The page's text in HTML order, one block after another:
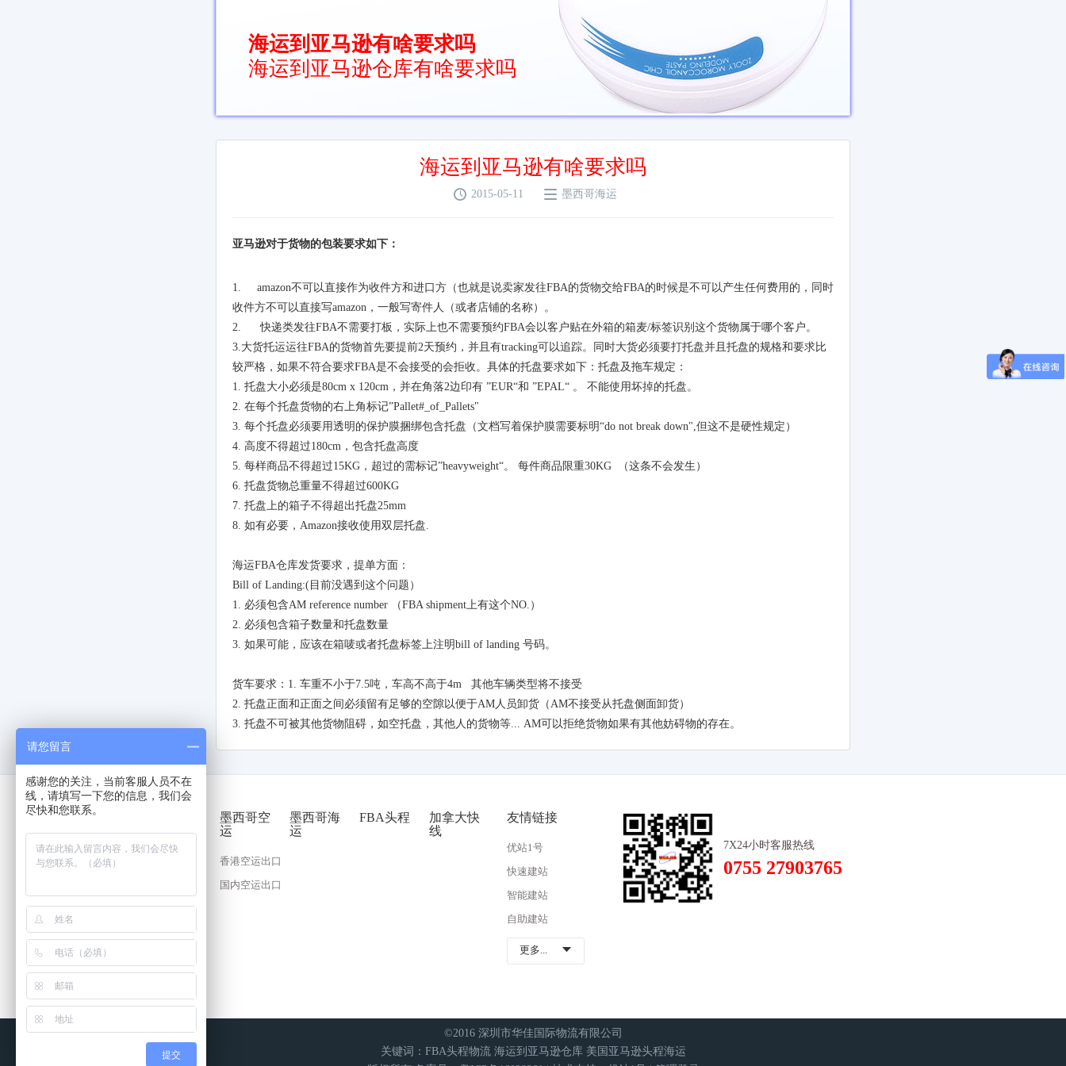
海运到亚马逊有啥要求吗
海运到亚马逊仓库有啥要求吗
海运到亚马逊有啥要求吗
 2015-05-11  墨西哥海运
亚马逊对于货物的包装要求如下：
1. amazon不可以直接作为收件方和进口方（也就是说卖家发往FBA的货物交给FBA的时候是不可以产生任何费用的，同时
收件方不可以直接写amazon ，一般写寄件人（或者店铺的名称）。
2.快递类发往FBA不需要打板，实际上也不需要预约FBA会以客户贴在外箱的箱麦/标签识别这个货物属于哪个客户。
3. 大货托运运往FBA的货物首先要提前2天预约，并且有tracking可以追踪。同时大货必须要打托盘并且托盘的规格和要求比
较严格，如果不符合要求FBA是不会接受的会拒收。具体的托盘要求如下：托盘及拖车规定：
1. 托盘大小必须是80cm x 120cm ，并在角落2边印有 ”EUR“和 ”EPAL“ 。
不能使用坏掉的托盘。
2. 在每个托盘货物的右上角标记”Pallet#_of_Pallets"
3. 每个托盘必须要用透明的保护膜捆绑包含托盘（文档写着保护膜需要标明“do not break down", 但这不是硬性规定）
4. 高度不得超过180cm ，包含托盘高度
5. 每样商品不得超过15KG ，超过的需标记”heavyweight“。 每件商品限重30KG
（这条不会发生）
6. 托盘货物总重量不得超过600KG
7. 托盘上的箱子不得超出托盘25mm
8. 如有必要， Amazon接收使用双层托盘
海运FBA仓库发货要求，提单方面：
Bill of Landing:( 目前没遇到这个问题）
1. 必须包含AM reference number （FBA shipment 上有这个NO. ）
2. 必须包含箱子数量和托盘数量
3. 如果可能，应该在箱唛或者托盘标签上注明bill of landing 号码。
货车要求： 1. 车重不小于7.5吨，车高不高于4m 其他车辆类型将不接受
2. 托盘正面和正面之间必须留有足够的空隙以便于AM 人员卸货（ AM不接受从托盘侧面卸货）
3. 托盘不可被其他货物阻碍，如空托盘，其他人的货物等 ... AM可以拒绝货物如果有其他妨碍物的存在。
7X24小时客服热线
0755 27903765
友情链接
优站1号
快速建站
智能建站
自助建站
更多... 
墨西哥空
运
香港空运出口
国内空运出口
墨西哥海
运
FBA头程
加拿大快
线
©2016 深圳市华佳国际物流有限公司
关键词： FBA头程物流 海运到亚马逊仓库 美国亚马逊头程海运
请您留言
感谢您的关注，当前客服人员不在
线，请填写一下您的信息，我们会
尽快和您联系。
提交